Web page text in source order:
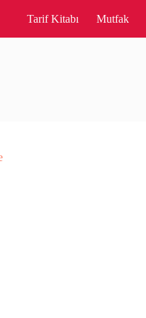
Tarif Kitabı Mutfak